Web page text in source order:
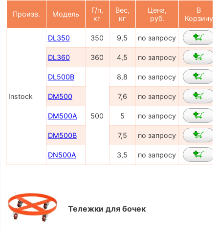
Произв. Модель
Г/п,
кг
Вес,
кг
Цена,
руб.
В
Корзину
Instock
DL350 350 9,5 по запросу
DL360 360 4,5 по запросу
DL500B
500
8,8 по запросу
DM500 7,6 по запросу
DM500A 5 по запросу
DM500B 7,5 по запросу
DN500A 3,5 по запросу
Тележки для бочек